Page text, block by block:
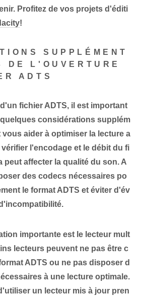
⁣Profitez de vos ⁢projets d'éditi
!
SUPPLÉMENT
DE L'OUVERTURE
ADTS
fichier ADTS, il est important
considérations supplém
vous aider à optimiser la lecture a
vérifier l'encodage et le débit du fi
peut affecter la qualité du son. A
des codecs nécessaires po
le format ADTS et éviter d'év
importante est le lecteur mult
lecteurs peuvent ne pas être c
ADTS ou ne pas disposer d
à une lecture optimale.
un lecteur⁢ mis à jour pren